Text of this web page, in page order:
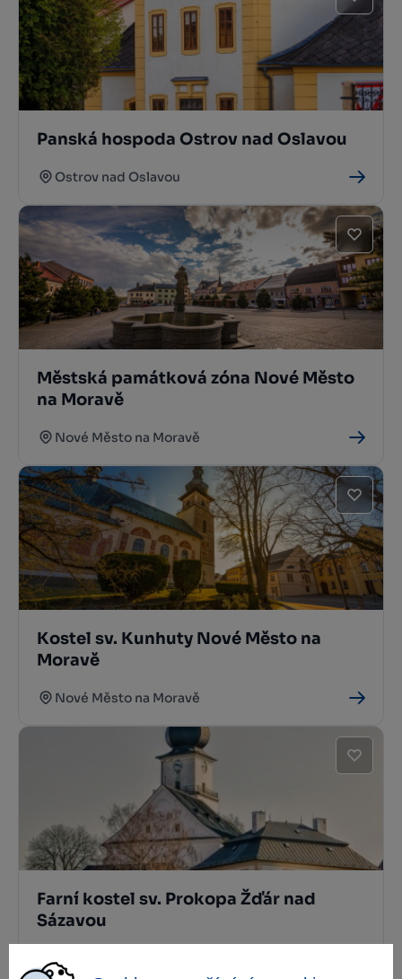
Panská hospoda Ostrov nad Oslavou
Ostrov nad Oslavou
Městská památková zóna Nové Město
na Moravě
Nové Město na Moravě
Kostel sv. Kunhuty Nové Město na
Moravě
Nové Město na Moravě
Farní kostel sv. Prokopa Žďár nad
Sázavou
Žďár nad Sázavou